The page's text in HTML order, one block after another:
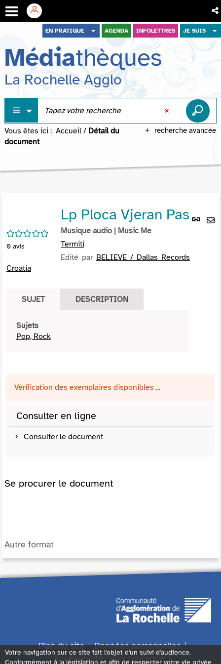
menu
contenu
recherche
EN PRATIQUE AGENDA INFOLETTRES JE SUIS
Médiathèques
La Rochelle Agglo
recherche avancée
Vous êtes ici : Accueil / Détail du
document
Lien
/5
0 avis
Lp Ploca Vjeran Pas
Musique audio | Music Me
Termiti
Edité par BELIEVE / Dallas Records
Croatia
SUJET DESCRIPTION
Sujets
Pop, Rock
Vérification des exemplaires disponibles ...
Consulter en ligne
Consulter le document
Se procurer le document
Autre format
Plan du site
Données personnelles
Accessibilité : non conforme
Votre navigation sur ce site fait l'objet d'un suivi d'audience.
Conformément à la législation et afin de respecter votre vie privée,